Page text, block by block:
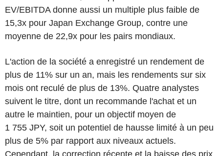
EV/EBITDA donne aussi un multiple plus faible de
15,3x pour Japan Exchange Group, contre une
moyenne de 22,9x pour les pairs mondiaux.
L'action de la société a enregistré un rendement de
plus de 11% sur un an, mais les rendements sur six
mois ont reculé de plus de 13%. Quatre analystes
suivent le titre, dont un recommande l'achat et un
autre le maintien, pour un objectif moyen de
1 755 JPY, soit un potentiel de hausse limité à un peu
plus de 5% par rapport aux niveaux actuels.
Cependant, la correction récente et la baisse des prix